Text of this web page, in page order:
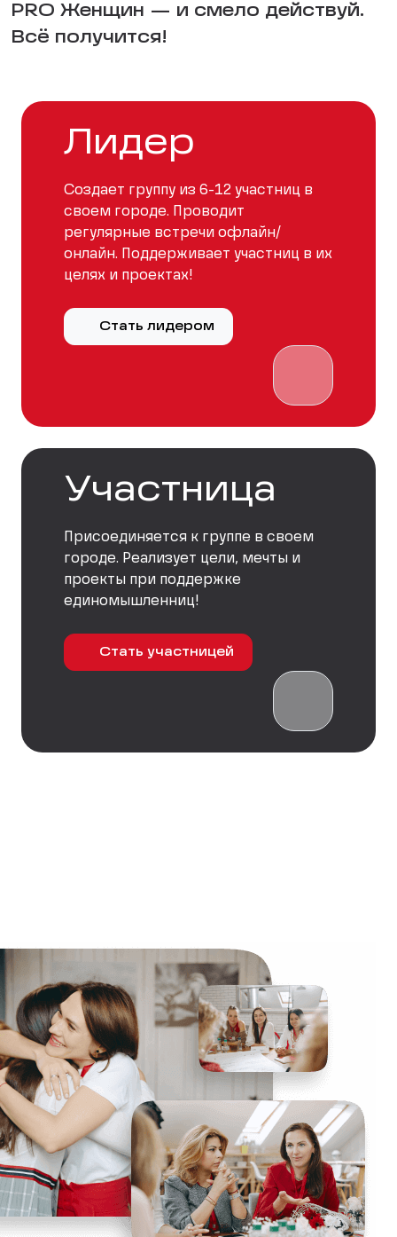
PRO Женщин — и смело действуй.
Всё получится!
Лидер
Создает группу из 6-12 участниц в
своем городе. Проводит
регулярные встречи офлайн/
онлайн. Поддерживает участниц в их
целях и проектах!
Стать лидером
Участница
Присоединяется к группе в своем
городе. Реализует цели, мечты и
проекты при поддержке
единомышленниц!
Стать участницей